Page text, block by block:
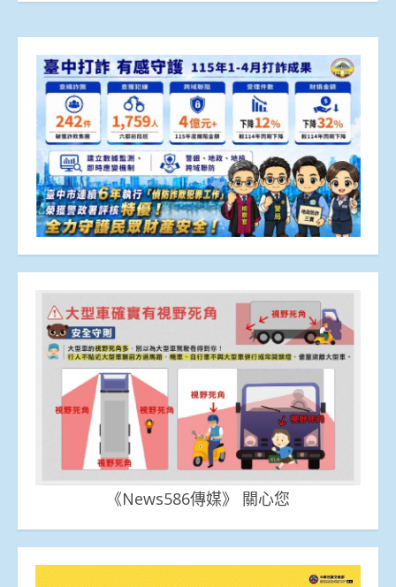
《News586傳媒》 關心您